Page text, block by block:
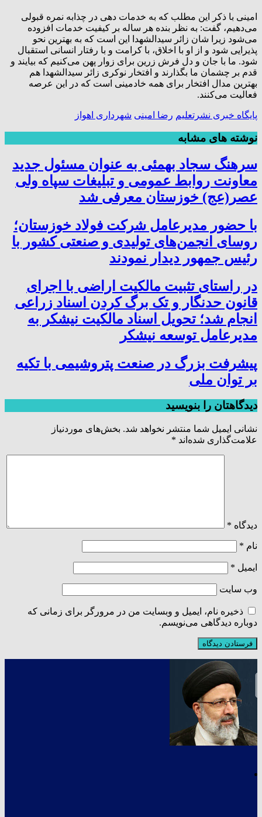
امینی با ذکر این مطلب که به خدمات دهی در چذابه نمره قبولی
می‌دهیم، گفت: به نظر بنده هر ساله بر کیفیت خدمات افزوده
می‌شود زیرا شان زائر سیدالشهدا این است که به بهترین نحو
پذیرایی شود و از او با اخلاق، با کرامت و با رفتار انسانی استقبال
شود. ما با جان و دل فرش زرین برای زوار پهن می‌کنیم که بیایند و
قدم بر چشمان ما بگذارند و افتخار نوکری زائر سیدالشهدا هم
بهترین مدال افتخار برای همه خادمینی است که در این عرصه
فعالیت می‌کنند.
پایگاه خبری نشرتعلیم رضا امینی شهرداری اهواز
نوشته های مشابه
سرهنگ سجاد بهمئی به عنوان مسئول جدید
معاونت روابط عمومی و تبلیغات سپاه ولی
عصر(عج) خوزستان معرفی شد
با حضور مدیرعامل شرکت فولاد خوزستان؛
روسای انجمن‌های تولیدی و صنعتی کشور با
رئیس جمهور دیدار نمودند
در راستای تثبیت مالکیت اراضی با اجرای
قانون حدنگار و تک برگ کردن اسناد زراعی
انجام شد؛ تحویل اسناد مالکیت نیشکر به
مدیرعامل توسعه نیشکر
پیشرفت بزرگ در صنعت پتروشیمی با تکیه
بر توان ملی
دیدگاهتان را بنویسید
نشانی ایمیل شما منتشر نخواهد شد. بخش‌های موردنیاز
علامت‌گذاری شده‌اند *
دیدگاه *
نام *
ایمیل *
وب‌ سایت
ذخیره نام، ایمیل و وبسایت من در مرورگر برای زمانی که
دوباره دیدگاهی می‌نویسم.